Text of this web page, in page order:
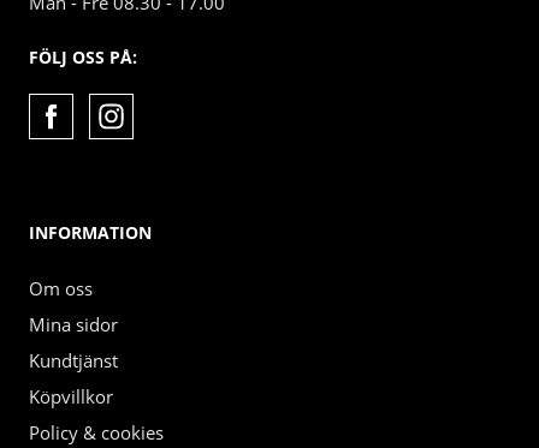
FÖLJ OSS PÅ:
INFORMATION
Om oss
Mina sidor
Kundtjänst
Köpvillkor
Policy & cookies